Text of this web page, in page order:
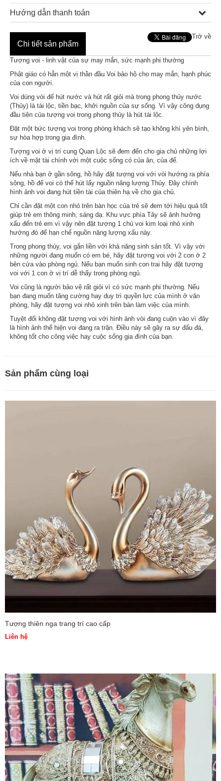
Hướng dẫn thanh toán
Trở về
Chi tiết sản phẩm
Tượng voi - linh vật của sự may mắn, sức mạnh phi thường
Phật giáo có hẳn một vị thần đầu Voi bảo hộ cho may mắn, hạnh phúc
của con người.
Voi dùng vòi để hút nước và hút rất giỏi mà trong phong thủy nước
(Thủy) là tài lộc, tiền bạc, khởi nguồn của sự sống. Vì vậy công dụng
đầu tiên của tượng voi trong phong thủy là hút tài lộc.
Đặt một bức tượng voi trong phòng khách sẽ tạo không khí yên bình,
sự hòa hợp trong gia đình.
Tượng voi ở vị trí cung Quan Lộc sẽ đem đến cho gia chủ những lợi
ích về mặt tài chính với một cuộc sống có của ăn, của để.
Nếu nhà bạn ở gần sông, hồ hãy đặt tượng voi với vòi hướng ra phía
sông, hồ để voi có thể hút lấy nguồn năng lượng Thủy. Đây chính
hình ảnh voi đang hút tiền tài của thiên hạ về cho gia chủ.
Chỉ cần đặt một con nhỏ trên bàn học của trẻ sẽ đem tới hiệu quả tốt
giúp trẻ em thông minh, sáng dạ. Khu vực phía Tây sẽ ảnh hưởng
xấu đến trẻ em vì vậy nên đặt tượng 1 chú voi kim loại nhỏ xinh
hướng đó để hạn chế nguồn năng lượng xấu này.
Trong phong thủy, voi gắn liền với khả năng sinh sản tốt. Vì vậy với
những người đang muốn có em bé, hãy đặt tượng voi với 2 con ở 2
bên cửa vào phòng ngủ. Nếu bạn muốn sinh con trai hãy đặt tượng
voi với 1 con ở vị trí dễ thấy trong phòng ngủ.
Voi cũng là người bảo vệ rất giỏi vì có sức mạnh phi thường. Nếu
bạn đang muốn tăng cường hay duy trì quyền lực của mình ở văn
phòng, hãy đặt tượng voi nhỏ xinh trên bàn làm việc của mình.
Tuyệt đối không đặt tượng voi với hình ảnh vòi đang cuộn vào vì đây
là hình ảnh thể hiện voi đang ra trận. Điều này sẽ gây ra sự đấu đá,
không tốt cho công việc hay cuộc sống gia đình của bạn.
Sản phẩm cùng loại
Tượng thiên nga trang trí cao cấp
Liên hệ